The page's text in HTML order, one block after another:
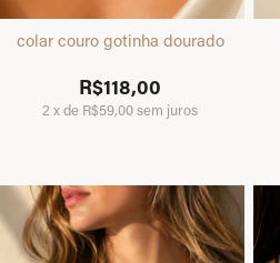
colar couro gotinha dourado
R$118,00
2xde R$59,00sem juros